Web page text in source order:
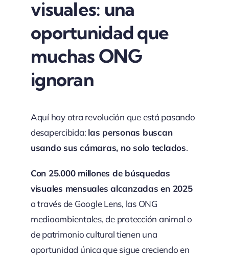
visuales: una
oportunidad que
muchas ONG
ignoran
Aquí hay otra revolución que está pasando
desapercibida: las personas buscan
usando sus cámaras, no solo teclados.
Con 25.000 millones de búsquedas
visuales mensuales alcanzadas en 2025
a través de Google Lens, las ONG
medioambientales, de protección animal o
de patrimonio cultural tienen una
oportunidad única que sigue creciendo en